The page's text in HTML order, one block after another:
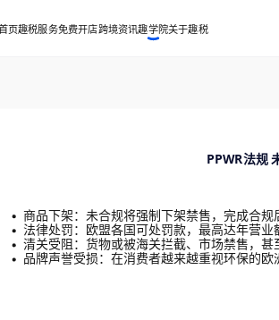
页趣税服务免费开店跨境资讯趣学院关于趣税
PPWR法规
商品下架：未合规将强制下架禁售，完成合规
法律处罚：欧盟各国可处罚款，最高达年营
清关受阻：货物或被海关拦截、市场禁售，甚
品牌声誉受损：在消费者越来越重视环保的欧